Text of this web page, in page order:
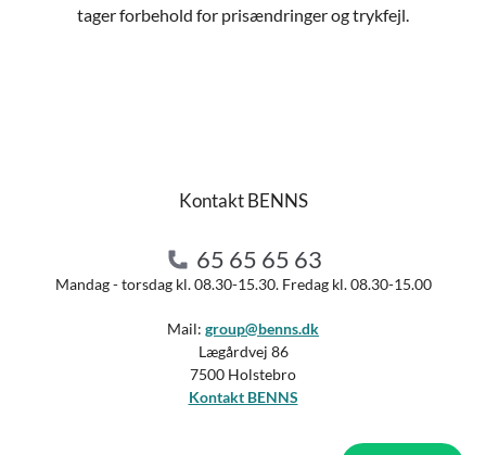
tager forbehold for prisændringer og trykfejl.
Kontakt BENNS
65 65 65 63
Mandag - torsdag kl. 08.30-15.30. Fredag kl. 08.30-15.00
Mail: group@benns.dk
Lægårdvej 86
7500 Holstebro
Kontakt BENNS